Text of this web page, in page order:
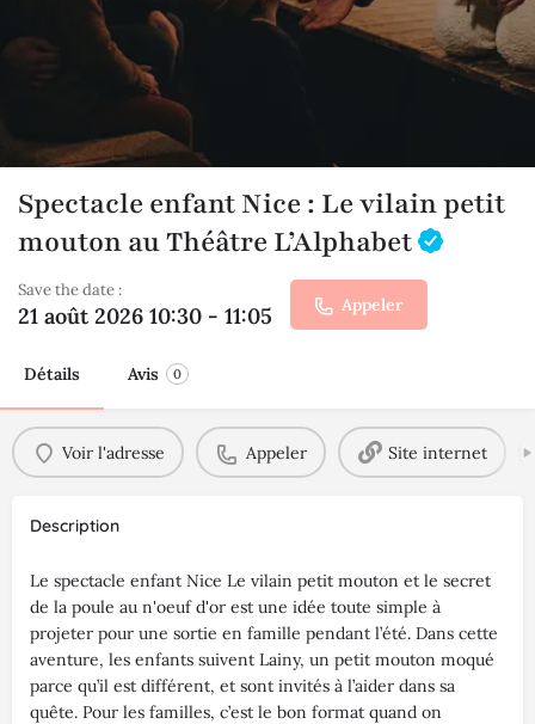
Spectacle enfant Nice : Le vilain petit
mouton au Théâtre L’Alphabet
Save the date :
21 août 2026 10:30 - 11:05 Appeler
Détails Avis 0
Voir l'adresse Appeler Site internet
Description
Le spectacle enfant Nice Le vilain petit mouton et le secret
de la poule au n'oeuf d'or est une idée toute simple à
projeter pour une sortie en famille pendant l’été. Dans cette
aventure, les enfants suivent Lainy, un petit mouton moqué
parce qu’il est différent, et sont invités à l’aider dans sa
quête. Pour les familles, c’est le bon format quand on